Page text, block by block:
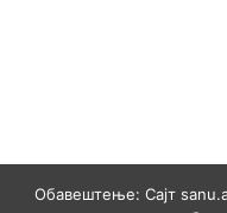
Обавештење: Сајт